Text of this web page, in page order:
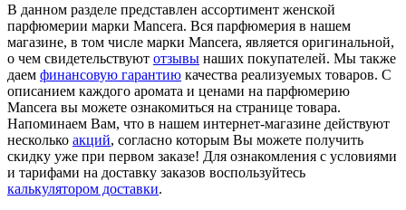
В данном разделе представлен ассортимент женской
парфюмерии марки Mancera. Вся парфюмерия в нашем
магазине, в том числе марки Mancera, является оригинальной,
о чем свидетельствуют отзывы наших покупателей. Мы также
даем финансовую гарантию качества реализуемых товаров. С
описанием каждого аромата и ценами на парфюмерию
Mancera вы можете ознакомиться на странице товара.
Напоминаем Вам, что в нашем интернет-магазине действуют
несколько акций, согласно которым Вы можете получить
скидку уже при первом заказе! Для ознакомления с условиями
и тарифами на доставку заказов воспользуйтесь
калькулятором доставки.